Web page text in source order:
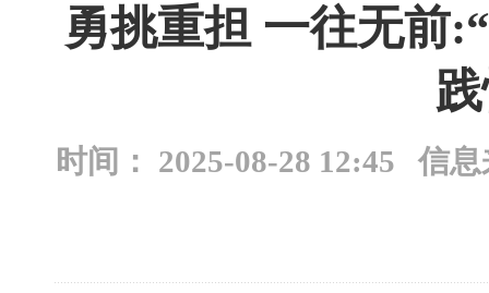
勇挑重担 一往无前
时间： 2025-08-28 12:45 信